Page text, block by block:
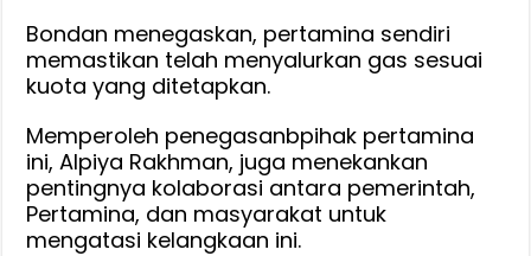
Bondan menegaskan, pertamina sendiri
memastikan telah menyalurkan gas sesuai
kuota yang ditetapkan.
Memperoleh penegasanbpihak pertamina
ini, Alpiya Rakhman, juga menekankan
pentingnya kolaborasi antara pemerintah,
Pertamina, dan masyarakat untuk
mengatasi kelangkaan ini.